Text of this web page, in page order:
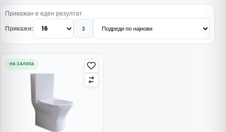
Прикажан е еден резултат
Прикажи:
2
НА ЗАЛИХА